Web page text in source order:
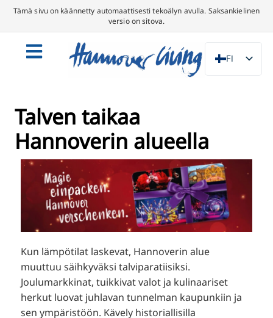
Tämä sivu on käännetty automaattisesti tekoälyn avulla. Saksankielinen
versio on sitova.
FI
DE
ES
DA
SV
TR
RU
Talven taikaa
Hannoverin alueella
Kun lämpötilat laskevat, Hannoverin alue
muuttuu säihkyväksi talviparatiisiksi.
Joulumarkkinat, tuikkivat valot ja kulinaariset
herkut luovat juhlavan tunnelman kaupunkiin ja
sen ympäristöön. Kävely historiallisilla